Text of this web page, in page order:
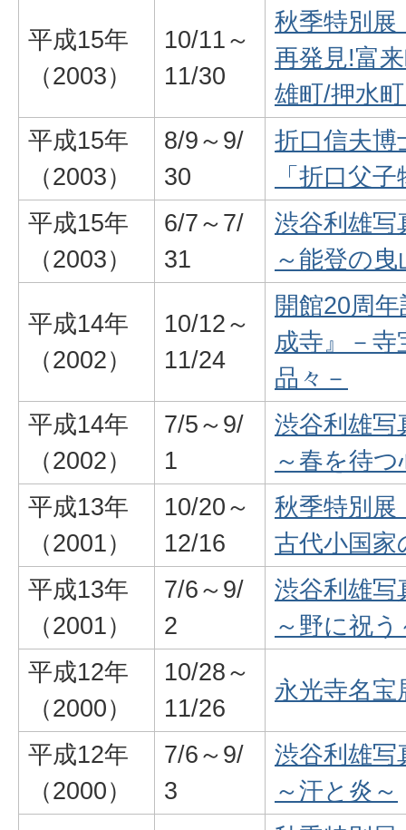
平成15年
（2003）
10/11～
11/30
秋季特別展
再発見!富
雄町/押水
平成15年
（2003）
8/9～9/
30
折口信夫博
「折口父
平成15年
（2003）
6/7～7/
31
渋谷利雄写
～能登の曳
平成14年
（2002）
10/12～
11/24
開館20周
成寺』－
品々－
平成14年
（2002）
7/5～9/
1
渋谷利雄写
～春を待つ
平成13年
（2001）
10/20～
12/16
秋季特別
古代小国家
平成13年
（2001）
7/6～9/
2
渋谷利雄写
～野に祝う
平成12年
（2000）
10/28～
11/26
永光寺名宝
平成12年
（2000）
7/6～9/
3
渋谷利雄写
～汗と炎～